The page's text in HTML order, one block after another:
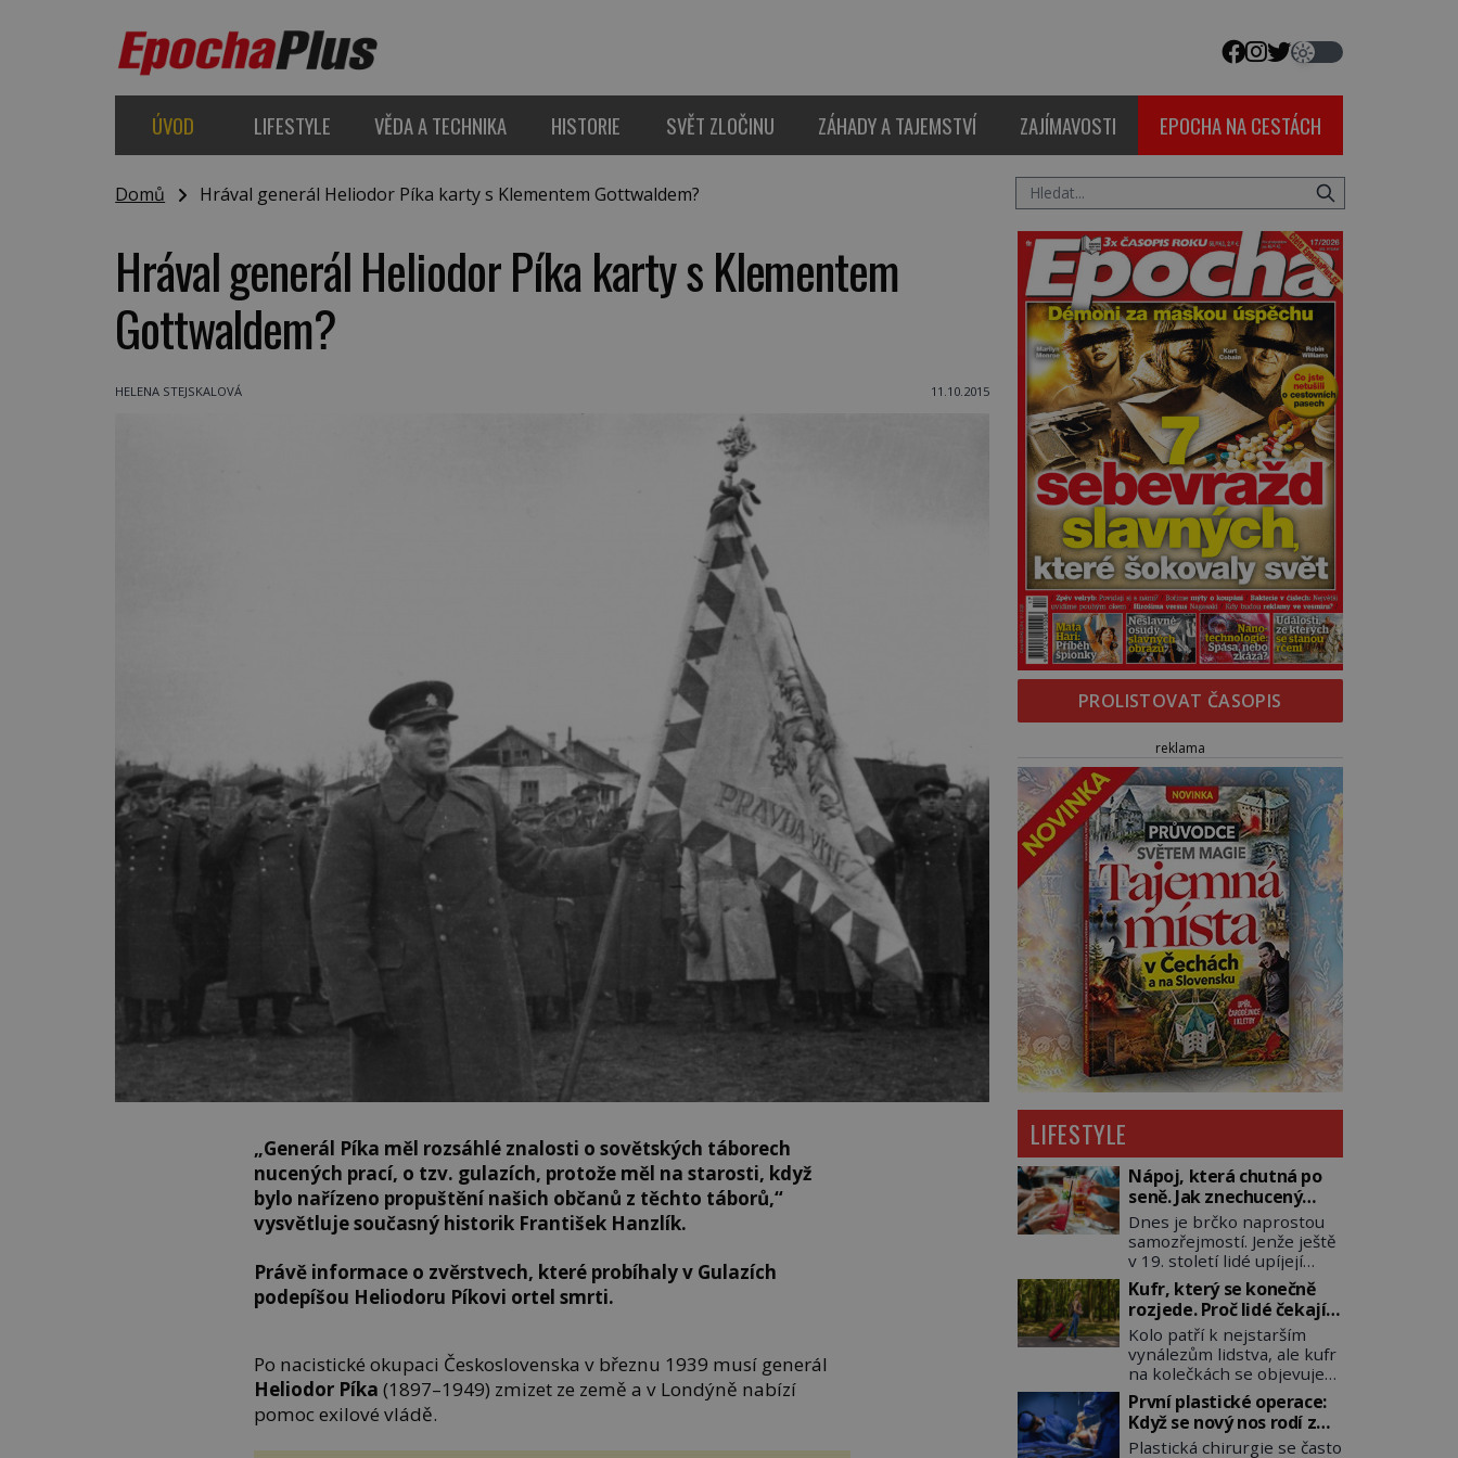
ÚVOD LIFESTYLE VĚDA A TECHNIKA HISTORIE SVĚT ZLOČINU ZÁHADY A TAJEMSTVÍ ZAJÍMAVOSTI EPOCHA NA CESTÁCH
Domů Hrával generál Heliodor Píka karty s Klementem Gottwaldem?
Hrával generál Heliodor Píka karty s Klementem
Gottwaldem?
HELENA STEJSKALOVÁ 11.10.2015
„Generál Píka měl rozsáhlé znalosti o sovětských táborech
nucených prací, o tzv. gulazích, protože měl na starosti, když
bylo nařízeno propuštění našich občanů z těchto táborů,“
vysvětluje současný historik František Hanzlík.
Právě informace o zvěrstvech, které probíhaly v Gulazích
podepíšou Heliodoru Píkovi ortel smrti.
Po nacistické okupaci Československa v březnu 1939 musí generál
Heliodor Píka(1897–1949) zmizet ze země a v Londýně nabízí
pomoc exilové vládě.
PROLISTOVAT ČASOPIS
reklama
LIFESTYLE
Nápoj, která chutná po
seně. Jak znechucený
Američan vymyslel brčko
Dnes je brčko naprostou
samozřejmostí. Jenže ještě
v 19. století lidé upíjejí
limonády i koktejly dutými
stébly žita nebo žitné
slámy. Fungují sice dobře,
mají ale jednu
nepříjemnou vlastnost po
chvíli se rozmáčejí a nápoji
dodávají travnatou příchuť.
Právě tahle drobná
nepříjemnost přivede
Kufr, který se konečně
rozjede. Proč lidé čekají
na kolečka téměř pět
tisíc let?
Kolo patří k nejstarším
vynálezům lidstva, ale kufr
na kolečkách se objevuje
až ve 20. století. Po tisíce
let lidé vláčejí těžká
zavazadla v rukou, na
zádech nebo je nakládají
První plastické operace:
Když se nový nos rodí z
kůže na tváři
Plastická chirurgie se často